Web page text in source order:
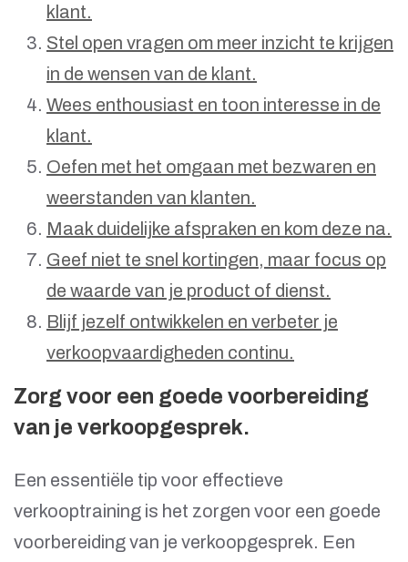
klant.
Stel open vragen om meer inzicht te krijgen
in de wensen van de klant.
Wees enthousiast en toon interesse in de
klant.
Oefen met het omgaan met bezwaren en
weerstanden van klanten.
Maak duidelijke afspraken en kom deze na.
Geef niet te snel kortingen, maar focus op
de waarde van je product of dienst.
Blijf jezelf ontwikkelen en verbeter je
verkoopvaardigheden continu.
Zorg voor een goede voorbereiding
van je verkoopgesprek.
Een essentiële tip voor effectieve
verkooptraining is het zorgen voor een goede
voorbereiding van je verkoopgesprek. Een